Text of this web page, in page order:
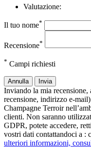
Valutazione:
Il tuo nome*
Recensione*
* Campi richiesti
Annulla Invia
Inviando la mia recensione,
recensione, indirizzo e-
Champagne Terroir
clienti. Non saranno
GDPR, potete accedere,
vostri dati contattandoci a :
ulteriori informazioni,